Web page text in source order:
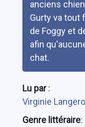
anciens
Gurty va tout
de Foggy et
afin
chat.
Lu par:
Virginie
Genre littéraire: